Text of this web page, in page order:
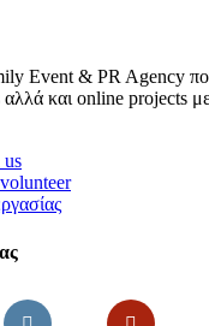
Event & PR Agency
και online projects με